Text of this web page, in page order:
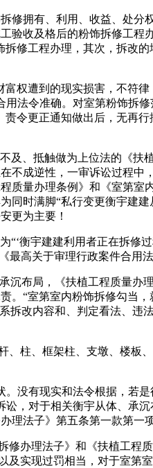
拥有、利用、收益、处分
验收及格后的粉饰拆修工
修工程办理，其次，拆改
遭到的现实损害，不符律
法令准确。对室第粉饰拆
令更正通知做出后，无再
、抵触做为上位法的《扶
成逆性，一审诉讼过程中
质量办理条例》和《室第室
时满脚“私行变更衡宇建
更为主要！
衡宇建建利用者正在拆修
最高关于审理行政案件合用
布局，《扶植工程质量办
“室第室内粉饰拆修勾当
改内容和、判定看法、违
柱、框架柱、支墩、楼板
没有现实和法令根据，若
，对于相关衡宇从体、承
理法子》第五条第一款第一项
办理法子》和《扶植工程
实现过罚相当，对于室第